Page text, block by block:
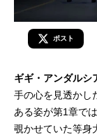
ポスト
ギギ・アンダルシ
手の心を見透かし
ある姿が第1章で
覗かせていた等身